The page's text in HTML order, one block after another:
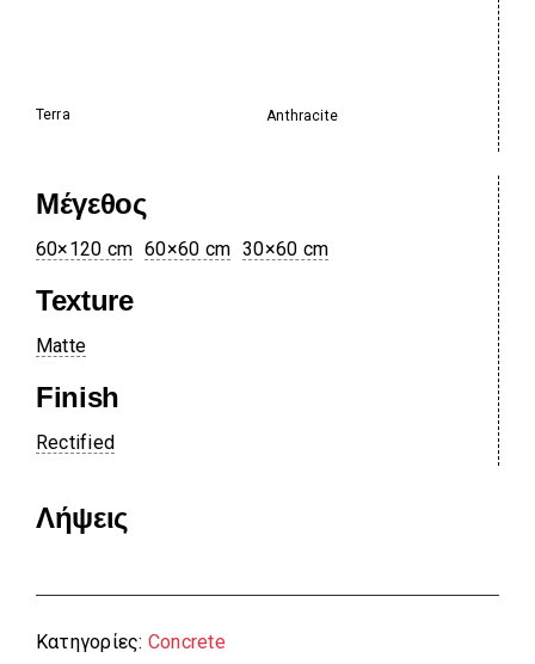
Terra Anthracite
Μέγεθος
60×120 cm 60×60 cm 30×60 cm
Texture
Matte
Finish
Rectified
Λήψεις
Κατηγορίες: Concrete